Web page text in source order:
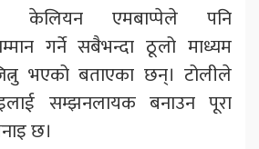
केलियन एमबाप्पेले पनि
गर्ने सबैभन्दा ठूलो माध्यम
भएको बताएका छन्। टोलीले
सम्झनलायक बनाउन पूरा
छ।